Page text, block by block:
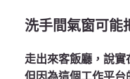
洗手間氣窗可能
走出來客飯廳，說實
但因為這個工作平